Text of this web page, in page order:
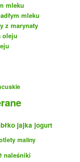
mleku
mleku
z marynaty
oleju
jajka jogurt
maliny
naleśniki